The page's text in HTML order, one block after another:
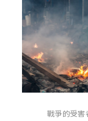
戰爭的受害